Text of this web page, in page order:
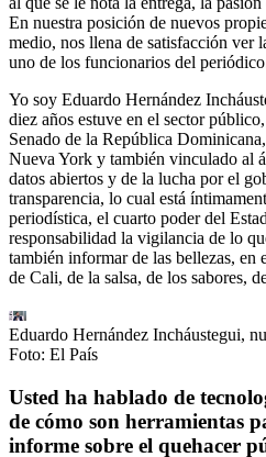
En nuestra posición de nuevos
medio, nos llena de satisfacción ver
uno de los funcionarios del
Yo soy Eduardo Hernández
diez años estuve en el sector
Senado de la República
Nueva York y también vinculado al
datos abiertos y de la lucha por el
transparencia, lo cual está
periodística, el cuarto poder del
responsabilidad la vigilancia de lo
también informar de las bellezas, en
de Cali, de la salsa, de los sabores,
Eduardo Hernández Incháustegui,
Foto: El País
Usted ha hablado de
de cómo son herramientas
informe sobre el quehacer